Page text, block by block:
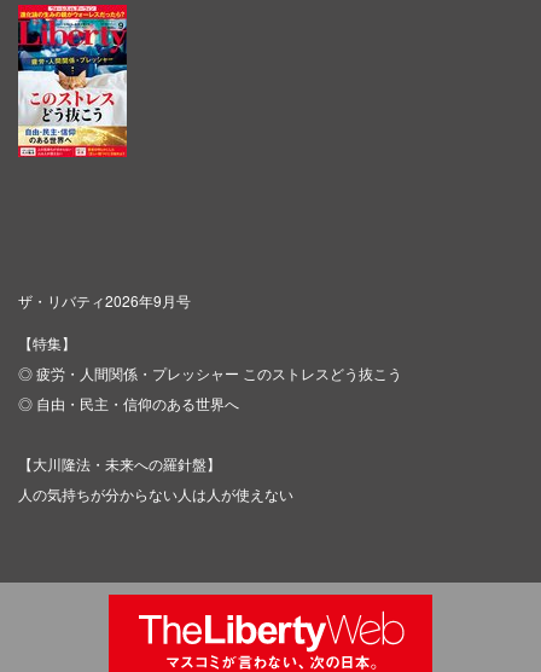
ザ・リバティ2026年9月号
【特集】
◎ 疲労・人間関係・プレッシャー このストレスどう抜こう
◎ 自由・民主・信仰のある世界へ
【大川隆法・未来への羅針盤】
人の気持ちが分からない人は人が使えない